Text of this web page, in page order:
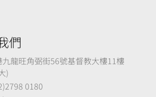
們
九龍旺角弼街56號基督教大樓11樓
)
0180